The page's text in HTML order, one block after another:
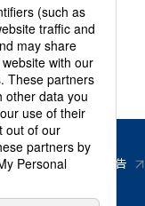
電子公告